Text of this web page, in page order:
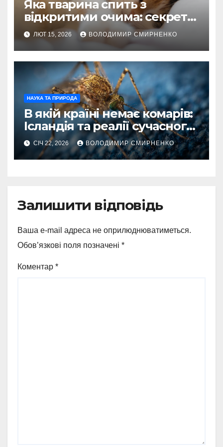
Яка тварина спить з
відкритими очима: секрети
пильного відпочинку
ЛЮТ 15, 2026 ВОЛОДИМИР СМИРНЕНКО
НАУКА ТА ПРИРОДА
В якій країні немає комарів:
Ісландія та реалії сучасного
світу
СІЧ 22, 2026 ВОЛОДИМИР СМИРНЕНКО
Залишити відповідь
Ваша e-mail адреса не оприлюднюватиметься.
Обов’язкові поля позначені *
Коментар *